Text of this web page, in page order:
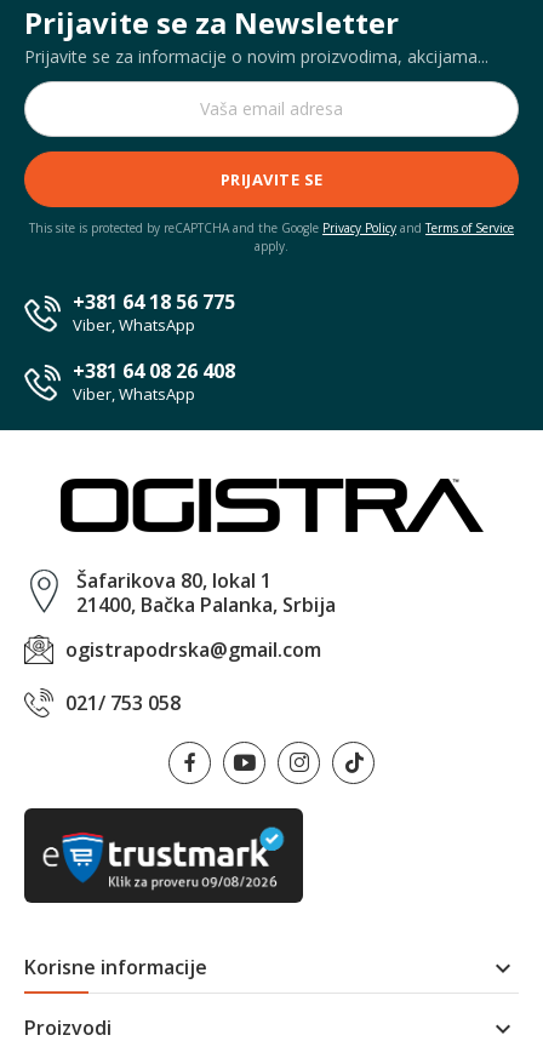
Prijavite se za Newsletter
Prijavite se za informacije o novim proizvodima, akcijama...
PRIJAVITE SE
This site is protected by reCAPTCHA and the Google Privacy Policy andTerms of Service
apply.
+381 64 18 56 775
Viber, WhatsApp
+381 64 08 26 408
Viber, WhatsApp
Šafarikova 80, lokal 1
21400, Bačka Palanka, Srbija
ogistrapodrska@gmail.com
021/ 753 058
Korisne informacije 
Proizvodi 